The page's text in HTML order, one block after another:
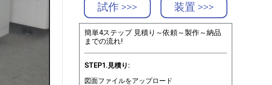
試作 >>> 装置 >>>
簡単4ステップ 見積り～依頼～製作～納品
までの流れ!
STEP1.見積り:
図面ファイルをアップロード